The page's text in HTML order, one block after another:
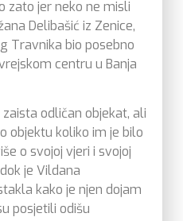
zato jer neko ne misli
Delibašić iz Zenice,
Travnika bio posebno
centru u Banja
odličan objekat, ali
objektu koliko im je bilo
o svojoj vjeri i svojoj
je Vildana
kako je njen dojam
posjetili odišu